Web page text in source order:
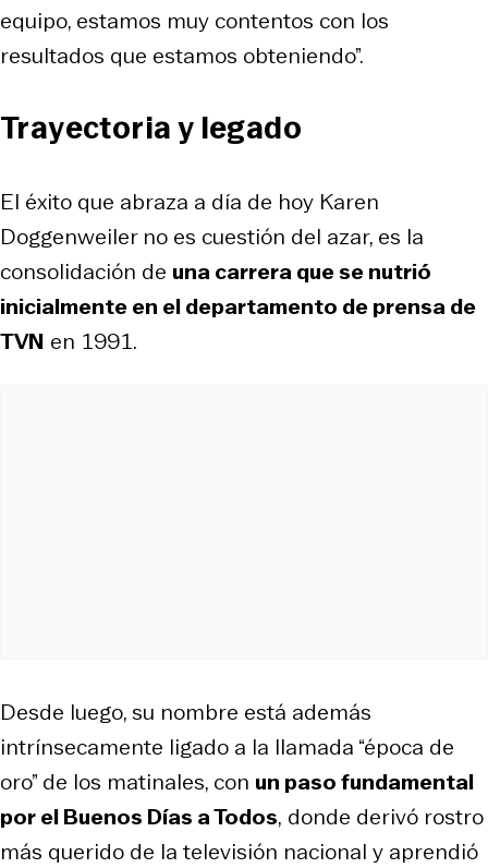
equipo, estamos muy contentos con los
resultados que estamos obteniendo”.
Trayectoria y legado
El éxito que abraza a día de hoy Karen
Doggenweiler no es cuestión del azar, es la
consolidación de una carrera que se nutrió
inicialmente en el departamento de prensa de
TVN en 1991.
Desde luego, su nombre está además
intrínsecamente ligado a la llamada “época de
oro” de los matinales, con un paso fundamental
por elBuenos Días a Todos, donde derivó rostro
más querido de la televisión nacional y aprendió